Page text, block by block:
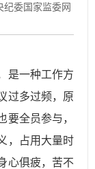
纪委国家监委网
是一种工作方
过多过频，原
要全员参与，
，占用大量时
心俱疲，苦不